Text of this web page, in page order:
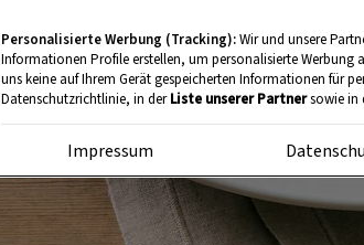
Personalisierte Werbung (Tracking):Wir und unsere
Informationen Profile erstellen, um personalisierte Werbung
uns keine auf Ihrem Gerät gespeicherten Informationen für
Datenschutzrichtlinie, in derListe unserer Partnersowie in
Impressum